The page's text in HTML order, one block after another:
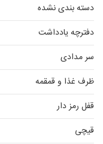
دسته بندی نشده
دفترچه یادداشت
سر مدادی
ظرف غذا و قمقمه
قفل رمز دار
قیچی